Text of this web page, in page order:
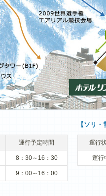
運行予定時間
8：30～16：30
9：00～16：00
【ソリ
運行
運行